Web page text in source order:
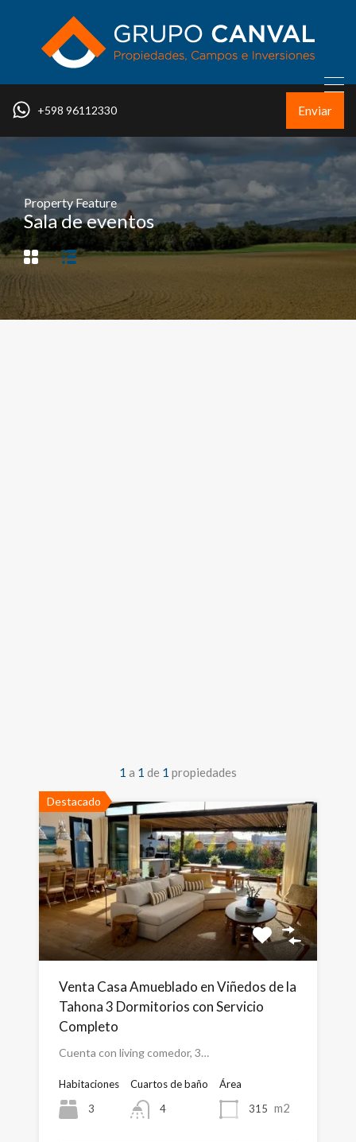
+598 96112330 Enviar
Property Feature
Sala de eventos
1 a 1 de 1 propiedades
Destacado
Venta Casa Amueblado en Viñedos de la
Tahona 3 Dormitorios con Servicio
Completo
Cuenta con living comedor, 3…
Habitaciones
3
Cuartos de baño
4
Área
315 m2